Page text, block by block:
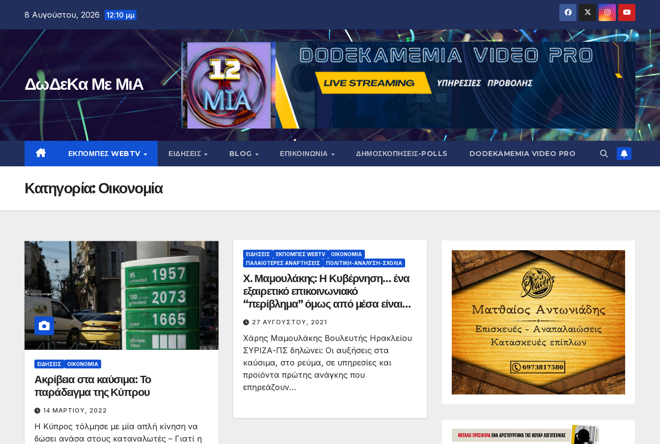
περιεχόμενο
8 Αυγούστου, 2026 12:10 μμ
ΔωΔεΚα Με ΜιΑ
ΕΚΠΟΜΠΕΣ WEBTV ΕΙΔΗΣΕΙΣ BLOG ΕΠΙΚΟΙΝΩΝΙΑ ΔΗΜΟΣΚΟΠΉΣΕΙΣ-POLLS DODEKAMEMIA VIDEO PRO
Κατηγορία:Οικονομία
ΕΙΔΉΣΕΙΣ ΟΙΚΟΝΟΜΊΑ
Ακρίβεια στα καύσιμα: Το
παράδειγμα της Κύπρου
14 ΜΑΡΤΊΟΥ, 2022
Η Κύπρος τόλμησε με μία απλή κίνηση να
δώσει ανάσα στους καταναλωτές – Γιατί η
ΕΙΔΉΣΕΙΣ ΕΚΠΟΜΠΈΣ WEBTV
ΟΙΚΟΝΟΜΊΑ
ΠΑΛΑΙΟΤΕΡΕΣ ΑΝΑΡΤΗΣΕΙΣ
ΠΟΛΙΤΙΚΉ-ΑΝΆΛΥΣΗ-ΣΧΌΛΙΑ
Χ. Μαμουλάκης: Η Κυβέρνηση… ένα
εξαιρετικό επικοινωνιακό
“περίβλημα” όμως από μέσα είναι
ένα “πουκάμισο” κενό. “Ράλι”
ανόδου των τιμών, αγαθών και
καυσίμων.
27 ΑΥΓΟΎΣΤΟΥ, 2021
Χάρης Μαμουλάκης Βουλευτής Ηρακλείου
ΣΥΡΙΖΑ-ΠΣ δηλώνει: Οι αυξήσεις στα
καύσιμα, στο ρεύμα, σε υπηρεσίες και
προϊόντα πρώτης ανάγκης που
επηρεάζουν…